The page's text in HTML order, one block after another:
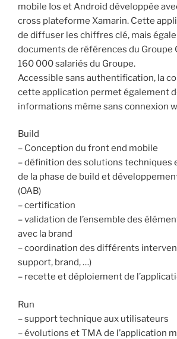
mobile Ios et Android développée
cross plateforme Xamarin. Cette
de diffuser les chiffres clé, mais
documents de références du Groupe
160 000 salariés du Groupe.
Accessible sans authentification, la
cette application permet également
informations même sans connexion
Build
– Conception du front end mobile
– définition des solutions techniques
de la phase de build et
(OAB)
– certification
– validation de l’ensemble des
avec la brand
– coordination des différents
support, brand, …)
– recette et déploiement de
Run
– support technique aux utilisateurs
– évolutions et TMA de l’application